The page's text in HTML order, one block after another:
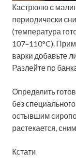
Кастрюлю с
периодически
(температура
107–110°C).
варки добавьте
Разлейте по
Определить
без
остывшим
растекается,
Кстати